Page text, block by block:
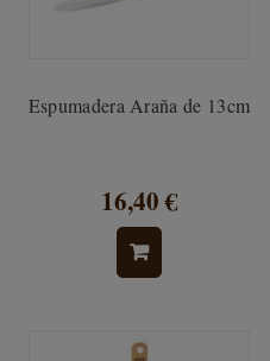
Espumadera Araña de 13cm
16,40 €